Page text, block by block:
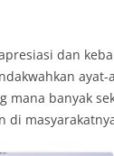
dan
ayat-
mana banyak
di